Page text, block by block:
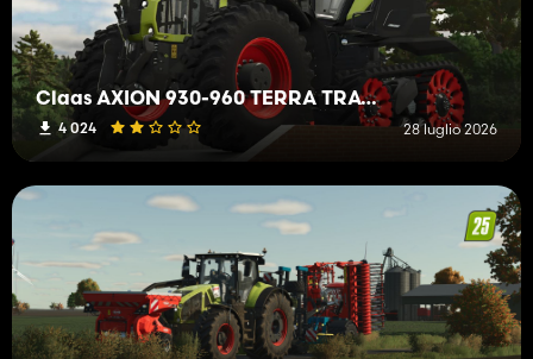
Claas AXION 930-960 TERRA TRAC Rust Edition
4 024 28 luglio 2026